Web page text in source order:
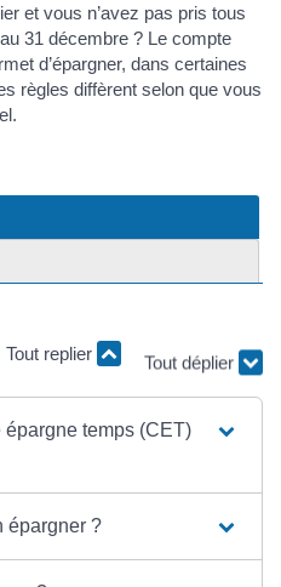
et vous n’avez pas pris tous
31 décembre ? Le compte
d’épargner, dans certaines
règles diffèrent selon que vous
Tout replier
Tout déplier
temps (CET)
épargner ?